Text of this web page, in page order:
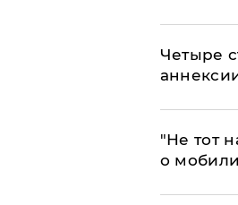
Четыре
​"Не тот
о